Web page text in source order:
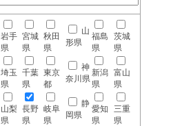
岩手
県
宮城
県
秋田
県
山
形県
福島
県
茨城
県
埼玉
県
千葉
県
東京
都
神
奈川県
新潟
県
富山
県
山梨
県
長野
県
岐阜
県
静
岡県
愛知
県
三重
県